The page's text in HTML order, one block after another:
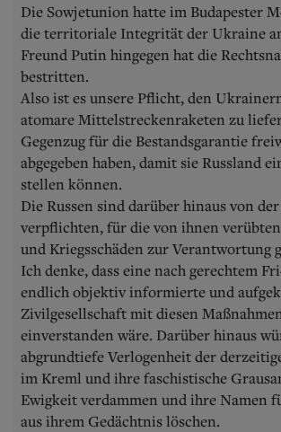
Die Sowjetunion hatte im Budapester
die territoriale Integrität der Ukraine
Freund Putin hingegen hat die
bestritten.
Also ist es unsere Pflicht, den
atomare Mittelstreckenraketen zu
Gegenzug für die Bestandsgarantie
abgegeben haben, damit sie Russland
stellen können.
Die Russen sind darüber hinaus von
verpflichten, für die von ihnen
und Kriegsschäden zur Verantwortung
Ich denke, dass eine nach gerechtem
endlich objektiv informierte und
Zivilgesellschaft mit diesen
einverstanden wäre. Darüber hinaus
abgrundtiefe Verlogenheit der
im Kreml und ihre faschistische
Ewigkeit verdammen und ihre Namen
aus ihrem Gedächtnis löschen.